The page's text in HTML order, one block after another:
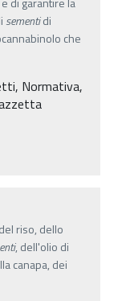
sementidi
che
Normativa,
riso, dello
, dell'olio di
canapa, dei